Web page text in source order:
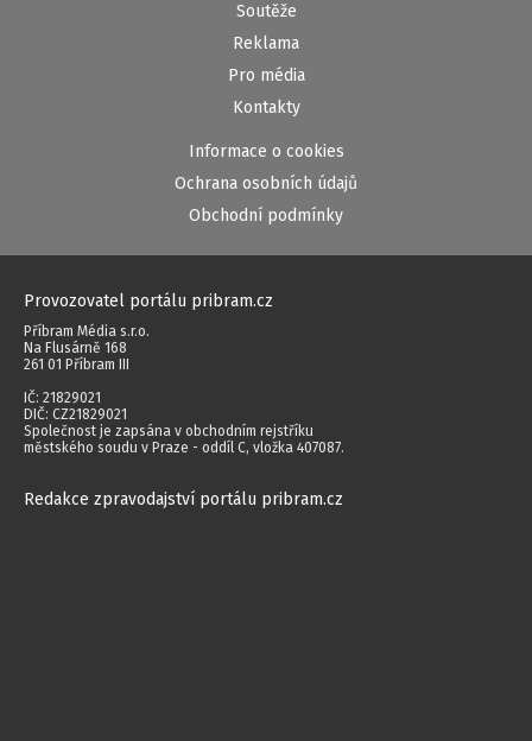
Soutěže
Reklama
Pro média
Kontakty
Informace o cookies
Ochrana osobních údajů
Obchodní podmínky
Provozovatel portálu pribram.cz
Příbram Média s.r.o.
Na Flusárně 168
261 01 Příbram III
IČ: 21829021
DIČ: CZ21829021
Společnost je zapsána v obchodním rejstříku
městského soudu v Praze - oddíl C, vložka 407087.
Redakce zpravodajství portálu pribram.cz